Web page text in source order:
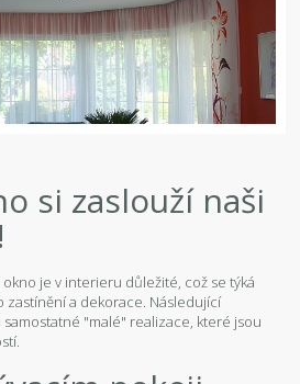
si zaslouží naši
je v interieru důležité, což se týká
a dekorace. Následující
"malé" realizace, které jsou